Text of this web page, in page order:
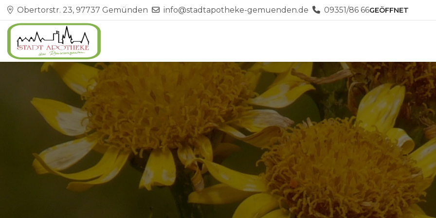
Obertorstr. 23, 97737 Gemünden info@stadtapotheke-gemuenden.de 09351/86 66GEÖFFNET